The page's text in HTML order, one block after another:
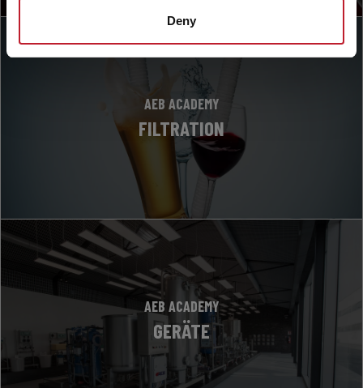
Deny
AEB ACADEMY
FILTRATION
AEB ACADEMY
GERÄTE